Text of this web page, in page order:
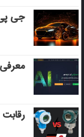
جی پی
معرفی